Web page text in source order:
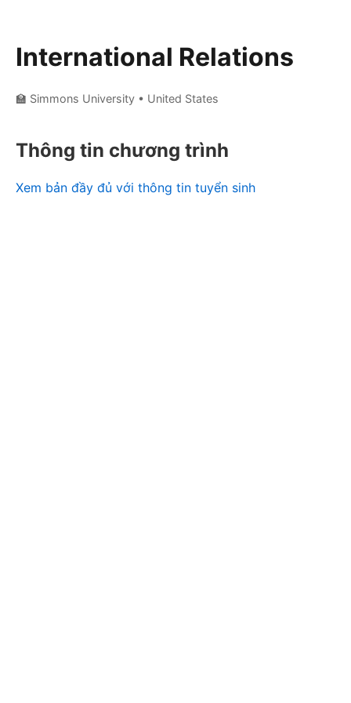
International Relations
🏫 Simmons University • United States
Thông tin chương trình
Xem bản đầy đủ với thông tin tuyển sinh